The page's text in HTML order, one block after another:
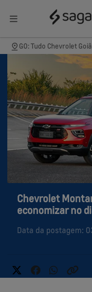
GO: Tudo Chevrolet
Chevrolet
economizar no
Data da postagem: